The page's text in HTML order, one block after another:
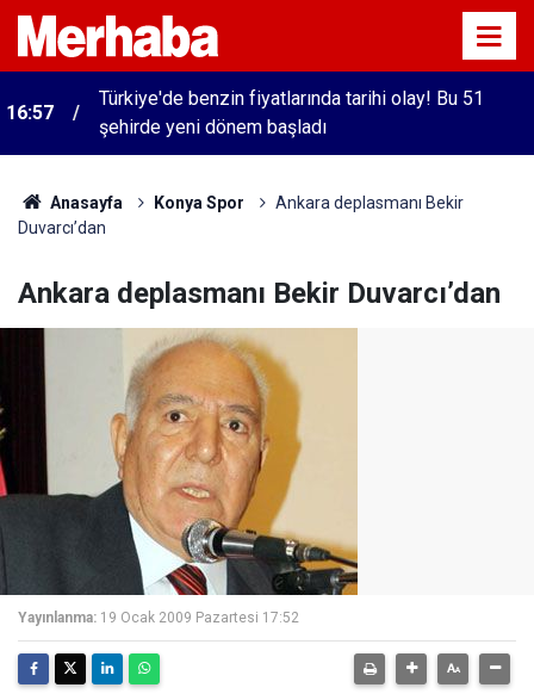
16:57
Türkiye'de benzin fiyatlarında tarihi olay! Bu 51
şehirde yeni dönem başladı
Anasayfa Konya Spor
Ankara deplasmanı Bekir
Duvarcı’dan
Ankara deplasmanı Bekir Duvarcı’dan
Yayınlanma: 19 Ocak 2009 Pazartesi 17:52